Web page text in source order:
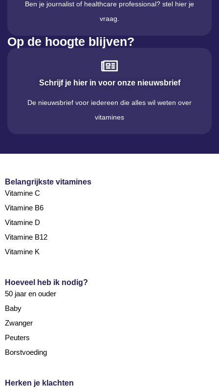
Ben je journalist of healthcare professional? stel hier je
vraag.
Op de hoogte blijven?
Schrijf je hier in voor onze nieuwsbrief
De nieuwsbrief voor iedereen die alles wil weten over
vitamines
Belangrijkste vitamines
Vitamine C
Vitamine B6
Vitamine D
Vitamine B12
Vitamine K
Hoeveel heb ik nodig?
50 jaar en ouder
Baby
Zwanger
Peuters
Borstvoeding
Herken je klachten